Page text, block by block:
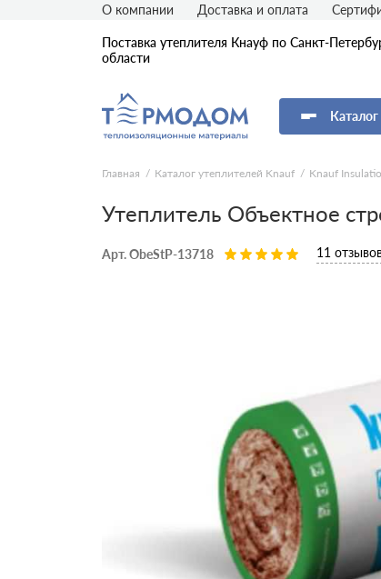
Поставка утеплителя Кнауф по Санкт-
области
Каталог
О компании Доставка и оплата
Главная Каталог утеплителей Knauf Knauf
Утеплитель Объектное
Арт. ObeStP-13718 11